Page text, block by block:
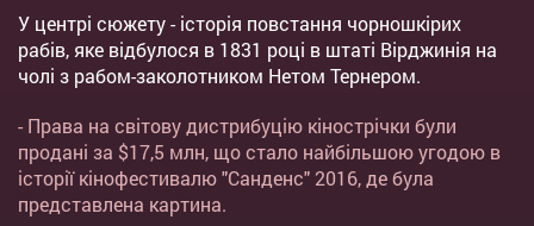
У центрі сюжету - історія повстання чорношкірих
рабів, яке відбулося в 1831 році в штаті Вірджинія на
чолі з рабом-заколотником Нетом Тернером.
- Права на світову дистрибуцію кінострічки були
продані за $17,5 млн, що стало найбільшою угодою в
історії кінофестивалю "Санденс" 2016, де була
представлена картина.